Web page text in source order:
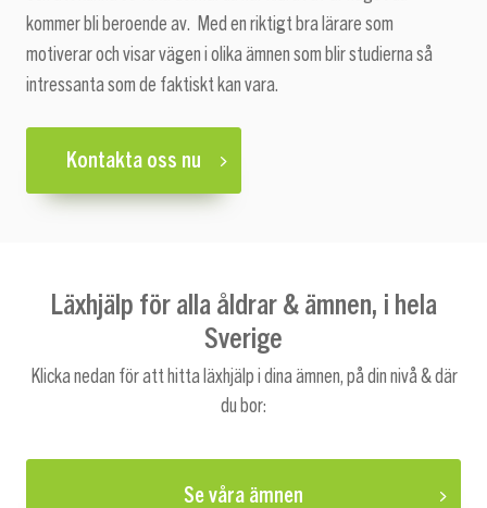
kommer bli beroende av. Med en riktigt bra lärare som
motiverar och visar vägen i olika ämnen som blir studierna så
intressanta som de faktiskt kan vara.
Kontakta oss nu
Läxhjälp för alla åldrar & ämnen, i hela
Sverige
Klicka nedan för att hitta läxhjälp i dina ämnen, på din nivå & där
du bor:
Se våra ämnen